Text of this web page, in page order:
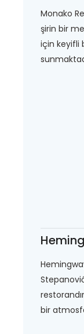
Monako
şirin bir
için keyifli
bir